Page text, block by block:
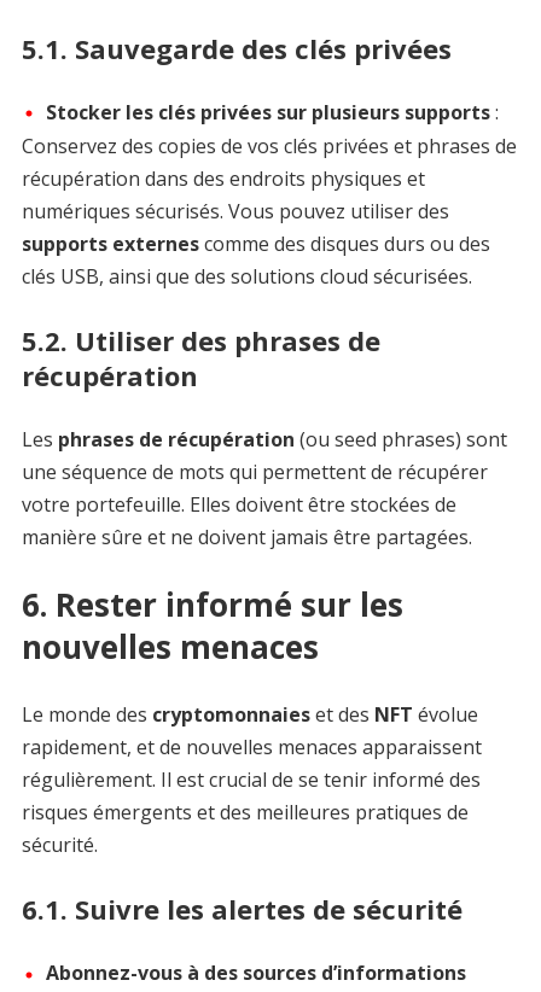
5.1. Sauvegarde des clés privées
Stocker les clés privées sur plusieurs supports:
Conservez des copies de vos clés privées et phrases de
récupération dans des endroits physiques et
numériques sécurisés. Vous pouvez utiliser des
supports externescomme des disques durs ou des
clés USB, ainsi que des solutions cloud sécurisées.
5.2. Utiliser des phrases de
récupération
Les phrases de récupération (ou seed phrases) sont
une séquence de mots qui permettent de récupérer
votre portefeuille. Elles doivent être stockées de
manière sûre et ne doivent jamais être partagées.
6. Rester informé sur les
nouvelles menaces
Le monde des cryptomonnaieset des NFT évolue
rapidement, et de nouvelles menaces apparaissent
régulièrement. Il est crucial de se tenir informé des
risques émergents et des meilleures pratiques de
sécurité.
6.1. Suivre les alertes de sécurité
Abonnez-vous à des sources d’informations